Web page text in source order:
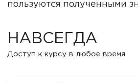
пользуются полученными
НАВСЕГДА
Доступ к курсу в любое время